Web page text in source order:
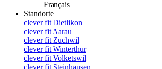
Français
Standorte
clever fit Dietlikon
clever fit Aarau
clever fit Zuchwil
clever fit Winterthur
clever fit Volketswil
clever fit Steinhausen